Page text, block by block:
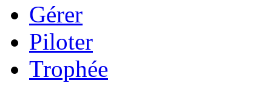
Gérer
Piloter
Trophée